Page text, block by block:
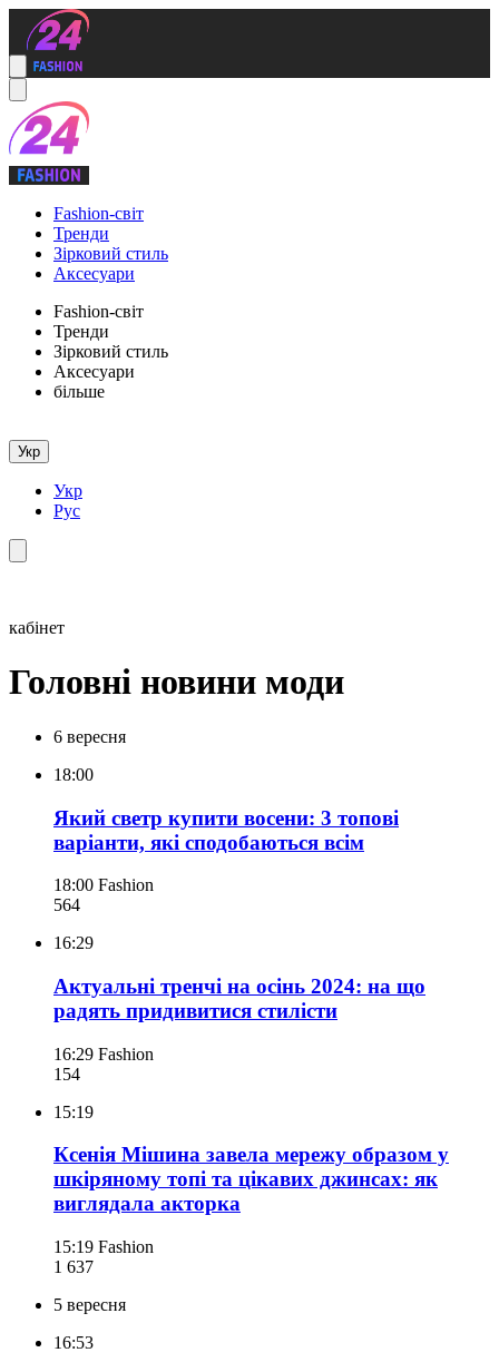
Fashion-світ
Тренди
Зірковий стиль
Аксесуари
Fashion-світ
Тренди
Зірковий стиль
Аксесуари
більше
Укр
Укр
Рус
кабінет
Головні новини моди
6 вересня
18:00
Який светр купити восени: 3 топові
варіанти, які сподобаються всім
18:00 Fashion
564
16:29
Актуальні тренчі на осінь 2024: на що
радять придивитися стилісти
16:29 Fashion
154
15:19
Ксенія Мішина завела мережу образом у
шкіряному топі та цікавих джинсах: як
виглядала акторка
15:19 Fashion
1 637
5 вересня
16:53